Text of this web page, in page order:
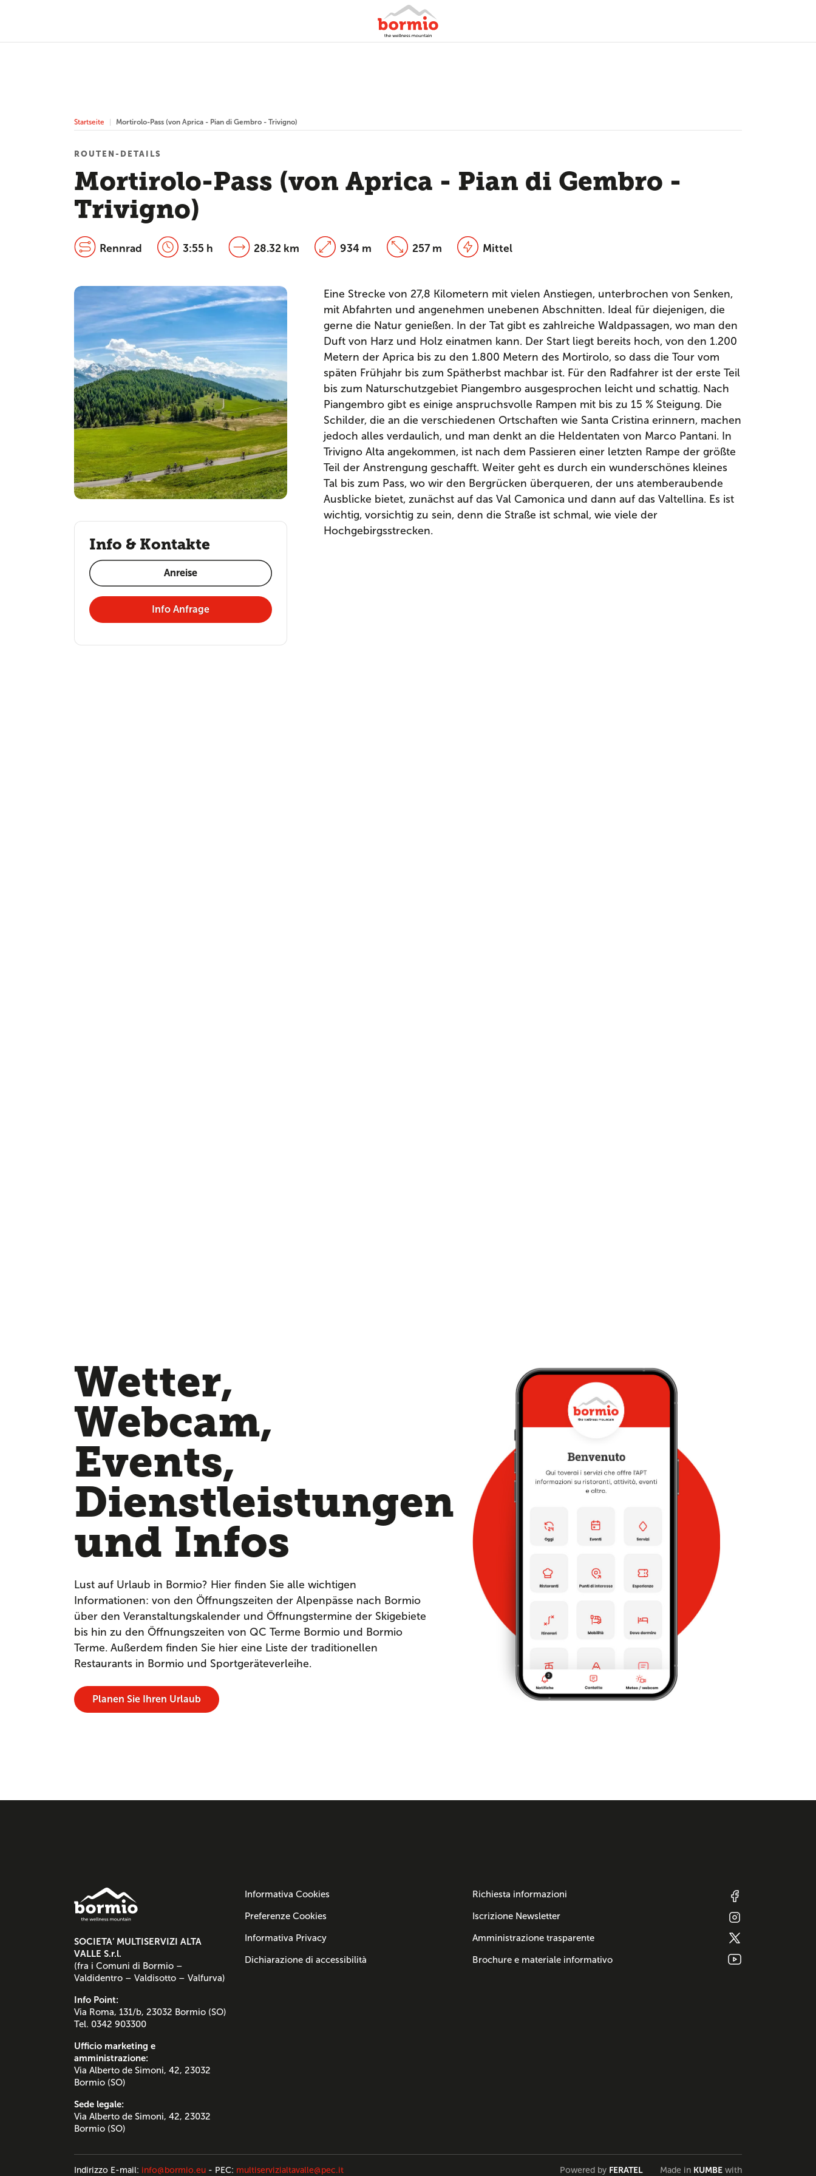
Startseite Mortirolo-Pass (von Aprica - Pian di Gembro - Trivigno)
Mortirolo-Pass (von Aprica - Pian di Gembro -
Trivigno)
ROUTEN-DETAILS
Rennrad 3:55 h 28.32 km 934 m 257 m Mittel
Eine Strecke von 27,8 Kilometern mit vielen Anstiegen, unterbrochen von Senken,
mit Abfahrten und angenehmen unebenen Abschnitten. Ideal für diejenigen, die
gerne die Natur genießen. In der Tat gibt es zahlreiche Waldpassagen, wo man den
Duft von Harz und Holz einatmen kann. Der Start liegt bereits hoch, von den 1.200
Metern der Aprica bis zu den 1.800 Metern des Mortirolo, so dass die Tour vom
späten Frühjahr bis zum Spätherbst machbar ist. Für den Radfahrer ist der erste Teil
bis zum Naturschutzgebiet Piangembro ausgesprochen leicht und schattig. Nach
Piangembro gibt es einige anspruchsvolle Rampen mit bis zu 15 % Steigung. Die
Schilder, die an die verschiedenen Ortschaften wie Santa Cristina erinnern, machen
jedoch alles verdaulich, und man denkt an die Heldentaten von Marco Pantani. In
Trivigno Alta angekommen, ist nach dem Passieren einer letzten Rampe der größte
Teil der Anstrengung geschafft. Weiter geht es durch ein wunderschönes kleines
Tal bis zum Pass, wo wir den Bergrücken überqueren, der uns atemberaubende
Ausblicke bietet, zunächst auf das Val Camonica und dann auf das Valtellina. Es ist
wichtig, vorsichtig zu sein, denn die Straße ist schmal, wie viele der
Hochgebirgsstrecken.
Info & Kontakte
Anreise
Info Anfrage
Wetter,
Webcam,
Events,
Dienstleistungen
und Infos
Lust auf Urlaub in Bormio? Hier finden Sie alle wichtigen
Informationen: von den Öffnungszeiten der Alpenpässe nach Bormio
über den Veranstaltungskalender und Öffnungstermine der Skigebiete
bis hin zu den Öffnungszeiten von QC Terme Bormio und Bormio
Terme. Außerdem finden Sie hier eine Liste der traditionellen
Restaurants in Bormio und Sportgeräteverleihe.
Planen Sie Ihren Urlaub
SOCIETA’ MULTISERVIZI ALTA
VALLE S.r.l.
(fra i Comuni di Bormio –
Valdidentro – Valdisotto – Valfurva)
Info Point:
Via Roma, 131/b, 23032 Bormio (SO)
Tel. 0342 903300
Ufficio marketing e
amministrazione:
Via Alberto de Simoni, 42, 23032
Bormio (SO)
Sede legale:
Via Alberto de Simoni, 42, 23032
Bormio (SO)
Informativa Cookies
Preferenze Cookies
Informativa Privacy
Dichiarazione di accessibilità
Richiesta informazioni
Iscrizione Newsletter
Amministrazione trasparente
Brochure e materiale informativo
Indirizzo E-mail: info@bormio.eu - PEC: multiservizialtavalle@pec.it Powered by FERATEL Made in KUMBEwith